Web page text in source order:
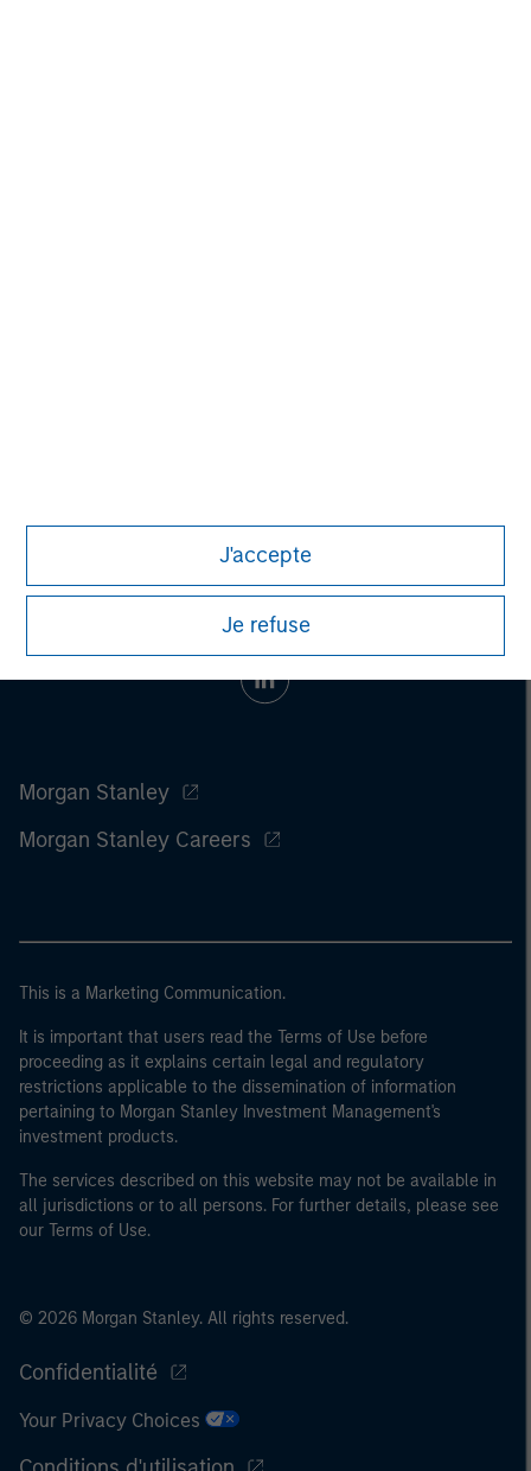
J'accepte
Je refuse
Morgan Stanley
Morgan Stanley Careers
This is a Marketing Communication.
It is important that users read the Terms of Use before
proceeding as it explains certain legal and regulatory
restrictions applicable to the dissemination of information
pertaining to Morgan Stanley Investment Management's
investment products.
The services described on this website may not be available in
all jurisdictions or to all persons. For further details, please see
our Terms of Use.
© 2026 Morgan Stanley. All rights reserved.
Confidentialité
Your Privacy Choices